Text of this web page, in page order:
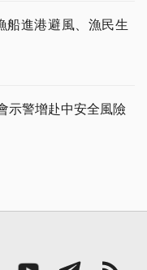
船進港避風、漁民生
示警增赴中安全風險